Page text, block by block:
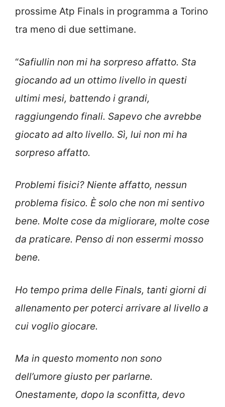
prossime Atp Finals in programma a Torino
tra meno di due settimane.
“Safiullin non mi ha sorpreso affatto. Sta
giocando ad un ottimo livello in questi
ultimi mesi, battendo i grandi,
raggiungendo finali. Sapevo che avrebbe
giocato ad alto livello. Sì, lui non mi ha
sorpreso affatto.
Problemi fisici? Niente affatto, nessun
problema fisico. È solo che non mi sentivo
bene. Molte cose da migliorare, molte cose
da praticare. Penso di non essermi mosso
bene.
Ho tempo prima delle Finals, tanti giorni di
allenamento per poterci arrivare al livello a
cui voglio giocare.
Ma in questo momento non sono
dell’umore giusto per parlarne.
Onestamente, dopo la sconfitta, devo